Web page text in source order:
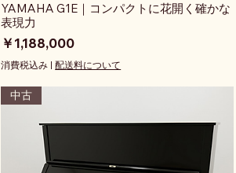
YAMAHA G1E｜コンパクトに花開く確かな
表現力
価格
￥1,188,000
消費税込み |配送料について
中古